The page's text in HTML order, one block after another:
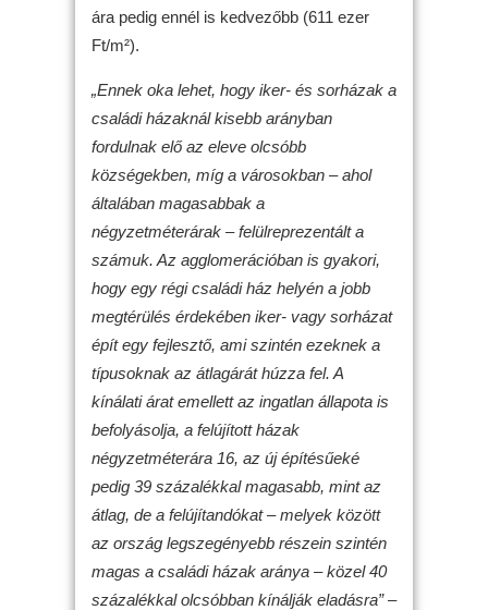
ára pedig ennél is kedvezőbb (611 ezer
Ft/m²).
„Ennek oka lehet, hogy iker- és sorházak a
családi házaknál kisebb arányban
fordulnak elő az eleve olcsóbb
községekben, míg a városokban – ahol
általában magasabbak a
négyzetméterárak – felülreprezentált a
számuk. Az agglomerációban is gyakori,
hogy egy régi családi ház helyén a jobb
megtérülés érdekében iker- vagy sorházat
épít egy fejlesztő, ami szintén ezeknek a
típusoknak az átlagárát húzza fel. A
kínálati árat emellett az ingatlan állapota is
befolyásolja, a felújított házak
négyzetméterára 16, az új építésűeké
pedig 39 százalékkal magasabb, mint az
átlag, de a felújítandókat – melyek között
az ország legszegényebb részein szintén
magas a családi házak aránya – közel 40
százalékkal olcsóbban kínálják eladásra”–